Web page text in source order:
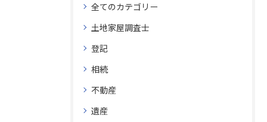
全てのカテゴリー
土地家屋調査士
登記
相続
不動産
遺産